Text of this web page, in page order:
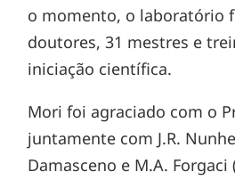
o momento, o laboratório
doutores, 31 mestres e
iniciação científica.
Mori foi agraciado com o
juntamente com J.R.
Damasceno e M.A. Forgaci